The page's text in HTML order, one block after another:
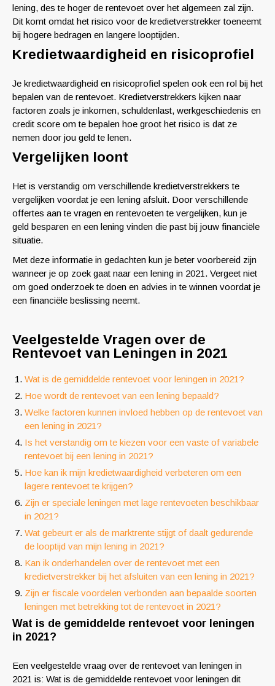
lening, des te hoger de rentevoet over het algemeen zal zijn.
Dit komt omdat het risico voor de kredietverstrekker toeneemt
bij hogere bedragen en langere looptijden.
Kredietwaardigheid en risicoprofiel
Je kredietwaardigheid en risicoprofiel spelen ook een rol bij het
bepalen van de rentevoet. Kredietverstrekkers kijken naar
factoren zoals je inkomen, schuldenlast, werkgeschiedenis en
credit score om te bepalen hoe groot het risico is dat ze
nemen door jou geld te lenen.
Vergelijken loont
Het is verstandig om verschillende kredietverstrekkers te
vergelijken voordat je een lening afsluit. Door verschillende
offertes aan te vragen en rentevoeten te vergelijken, kun je
geld besparen en een lening vinden die past bij jouw financiële
situatie.
Met deze informatie in gedachten kun je beter voorbereid zijn
wanneer je op zoek gaat naar een lening in 2021. Vergeet niet
om goed onderzoek te doen en advies in te winnen voordat je
een financiële beslissing neemt.
Veelgestelde Vragen over de
Rentevoet van Leningen in 2021
Wat is de gemiddelde rentevoet voor leningen in 2021?
Hoe wordt de rentevoet van een lening bepaald?
Welke factoren kunnen invloed hebben op de rentevoet van
een lening in 2021?
Is het verstandig om te kiezen voor een vaste of variabele
rentevoet bij een lening in 2021?
Hoe kan ik mijn kredietwaardigheid verbeteren om een
lagere rentevoet te krijgen?
Zijn er speciale leningen met lage rentevoeten beschikbaar
in 2021?
Wat gebeurt er als de marktrente stijgt of daalt gedurende
de looptijd van mijn lening in 2021?
Kan ik onderhandelen over de rentevoet met een
kredietverstrekker bij het afsluiten van een lening in 2021?
Zijn er fiscale voordelen verbonden aan bepaalde soorten
leningen met betrekking tot de rentevoet in 2021?
Wat is de gemiddelde rentevoet voor leningen
in 2021?
Een veelgestelde vraag over de rentevoet van leningen in
2021 is: Wat is de gemiddelde rentevoet voor leningen dit